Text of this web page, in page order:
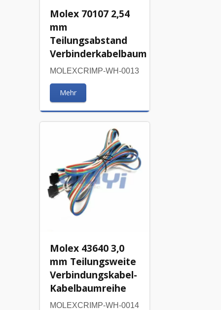
Molex 70107 2,54
mm
Teilungsabstand
Verbinderkabelbaum
MOLEXCRIMP-WH-0013
Mehr
Molex 43640 3,0
mm Teilungsweite
Verbindungskabel-
Kabelbaumreihe
MOLEXCRIMP-WH-0014